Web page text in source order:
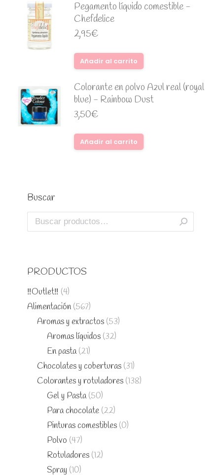
Pegamento líquido comestible -
Chefdelice
2,95€
Añadir al carrito
Colorante en polvo Azul real (royal
blue) - Rainbow Dust
3,50€
Añadir al carrito
Buscar
PRODUCTOS
‼️Outlet‼️ (4)
Alimentación (567)
Aromas y extractos (53)
Aromas líquidos (32)
En pasta (21)
Chocolates y coberturas (31)
Colorantes y rotuladores (138)
Gel y Pasta (50)
Para chocolate (22)
Pinturas comestibles (0)
Polvo (47)
Rotuladores (12)
Spray (10)